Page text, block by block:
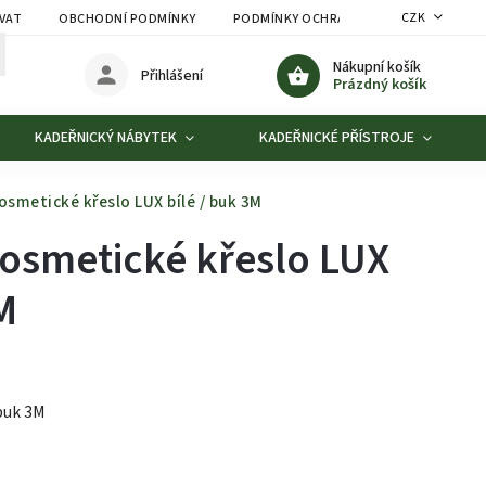
OBCHODNÍ PODMÍNKY PODMÍNKY OCHRANY OSOBNÍCH ÚDAJŮ
CZK
Nákupní košík
Prázdný košík
Přihlášení
KADEŘNICKÝ NÁBYTEK KADEŘNICKÉ PŘÍSTROJE
křeslo LUX bílé / buk 3M
křeslo LUX
3M